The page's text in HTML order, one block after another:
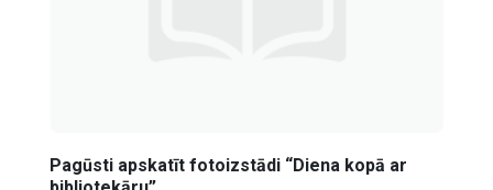
Pagūsti apskatīt fotoizstādi “Diena kopā ar